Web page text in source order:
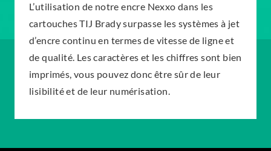
L’utilisation de notre encre Nexxo dans les
cartouches TIJ Brady surpasse les systèmes à jet
d’encre continu en termes de vitesse de ligne et
de qualité. Les caractères et les chiffres sont bien
imprimés, vous pouvez donc être sûr de leur
lisibilité et de leur numérisation.